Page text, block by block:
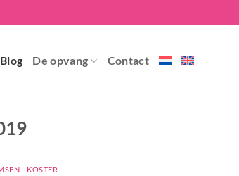
Blog De opvang Contact
- KOSTER